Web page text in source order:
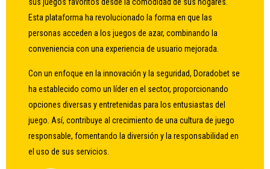
Esta plataforma ha revolucionado la forma en que las
personas acceden a los juegos de azar, combinando la
conveniencia con una experiencia de usuario mejorada.
Con un enfoque en la innovación y la seguridad, Doradobet se
ha establecido como un líder en el sector, proporcionando
opciones diversas y entretenidas para los entusiastas del
juego. Así, contribuye al crecimiento de una cultura de juego
responsable, fomentando la diversión y la responsabilidad en
el uso de sus servicios.